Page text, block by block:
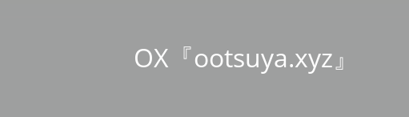
OX『ootsuya.xyz』